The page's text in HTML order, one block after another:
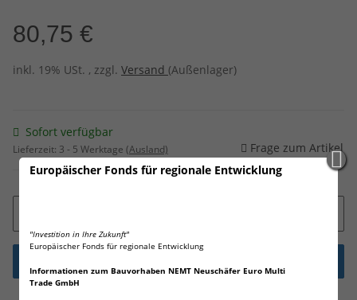
Europäischer Fonds für regionale Entwicklung
"Investition in Ihre Zukunft"
Europäischer Fonds für regionale Entwicklung
Informationen zum Bauvorhaben NEMT Neuschäfer Euro Multi
Trade GmbH
80,75 €
inkl. 19% USt. , zzgl. Versand (Außenlager)
Sofort verfügbar
Lieferzeit: 3 - 5 Werktage (Ausland) Frage zum Artikel